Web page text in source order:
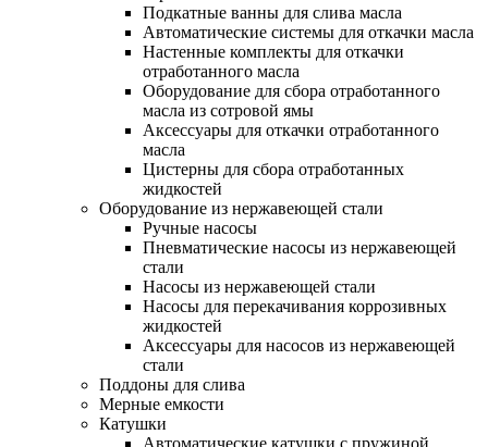
Подкатные ванны для слива масла
Автоматические системы для откачки масла
Настенные комплекты для откачки
отработанного масла
Оборудование для сбора отработанного
масла из сотровой ямы
Аксессуары для откачки отработанного
масла
Цистерны для сбора отработанных
жидкостей
Оборудование из нержавеющей стали
Ручные насосы
Пневматические насосы из нержавеющей
стали
Насосы из нержавеющей стали
Насосы для перекачивания коррозивных
жидкостей
Аксессуары для насосов из нержавеющей
стали
Поддоны для слива
Мерные емкости
Катушки